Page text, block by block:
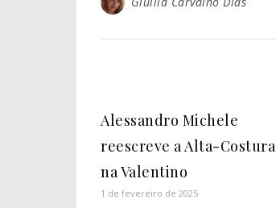
Alessandro Michele
reescreve a Alta-Costura
na Valentino
1 de fevereiro de 2025